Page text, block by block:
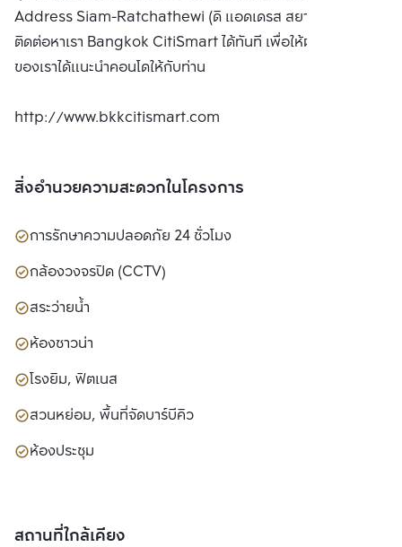
Address Siam-Ratchathewi (ดิ แอดเดรส สยาม-ราชเทวี)
ติดต่อหาเรา Bangkok CitiSmart ได้ทันที เพื่อให้ผู้เชี่ยวชาญ
ของเราได้แนะนำคอนโดให้กับท่าน
http://www.bkkcitismart.com
สิ่งอำนวยความสะดวกในโครงการ
การรักษาความปลอดภัย 24 ชั่วโมง
กล้องวงจรปิด (CCTV)
สระว่ายน้ำ
ห้องซาวน่า
โรงยิม, ฟิตเนส
สวนหย่อม, พื้นที่จัดบาร์บีคิว
ห้องประชุม
สถานที่ใกล้เคียง